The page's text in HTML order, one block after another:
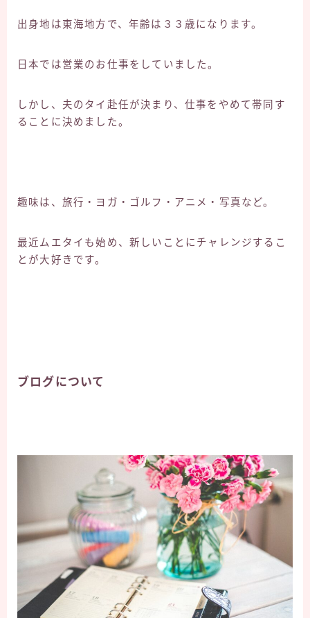
出身地は東海地方で、年齢は３３歳になります。
日本では営業のお仕事をしていました。
しかし、夫のタイ赴任が決まり、仕事をやめて帯同す
ることに決めました。
趣味は、旅行・ヨガ・ゴルフ・アニメ・写真など。
最近ムエタイも始め、新しいことにチャレンジするこ
とが大好きです。
ブログについて